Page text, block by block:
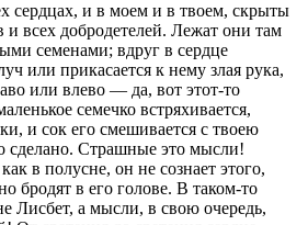
сердцах, и в моем и в твоем, скрыты
и всех добродетелей. Лежат они там
семенами; вдруг в сердце
или прикасается к нему злая рука,
или влево — да, вот этот-то
семечко встряхивается,
и сок его смешивается с твоею
сделано. Страшные это мысли!
в полусне, он не сознает этого,
бродят в его голове. В таком-то
Лисбет, а мысли, в свою очередь,